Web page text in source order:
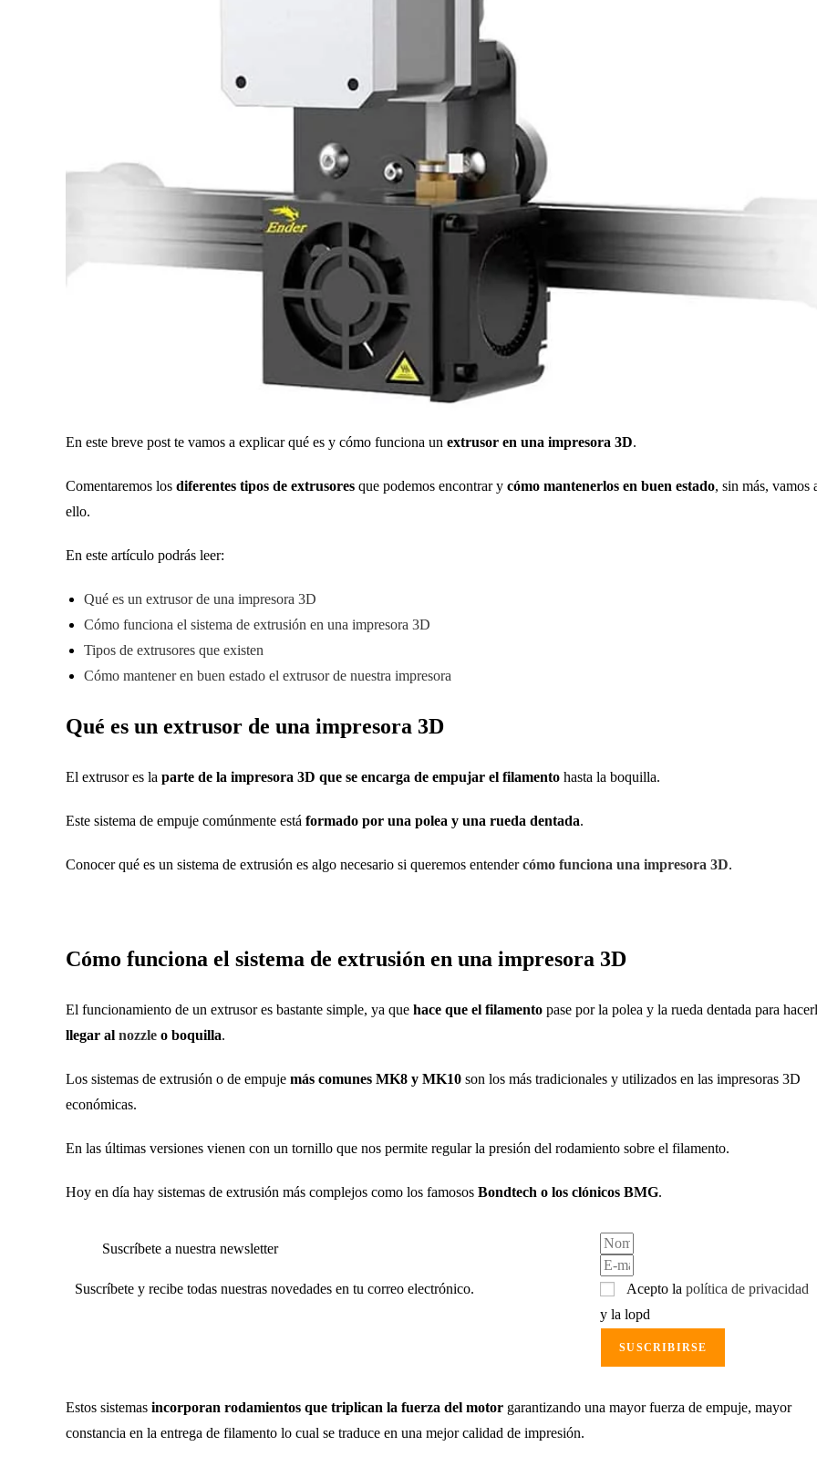
En este breve post te vamos a explicar qué es y cómo funciona un extrusor en una impresora 3D.
Comentaremos los diferentes tipos de extrusores que podemos encontrar y cómo mantenerlos en buen estado, sin más, vamos
ello.
En este artículo podrás leer:
Qué es un extrusor de una impresora 3D
Cómo funciona el sistema de extrusión en una impresora 3D
Tipos de extrusores que existen
Cómo mantener en buen estado el extrusor de nuestra impresora
Qué es un extrusor de una impresora 3D
El extrusor es la parte de la impresora 3D que se encarga de empujar el filamento hasta la boquilla.
Este sistema de empuje comúnmente está formado por una polea y una rueda dentada.
Conocer qué es un sistema de extrusión es algo necesario si queremos entendercómo funciona una impresora 3D.
Cómo funciona el sistema de extrusión en una impresora 3D
El funcionamiento de un extrusor es bastante simple, ya que hace que el filamento pase por la polea y la rueda dentada para
llegar al nozzle o boquilla.
Los sistemas de extrusión o de empuje más comunes MK8 y MK10 son los más tradicionales y utilizados en las impresoras 3D
económicas.
En las últimas versiones vienen con un tornillo que nos permite regular la presión del rodamiento sobre el filamento.
Hoy en día hay sistemas de extrusión más complejos como los famosos Bondtech o los clónicos BMG.
Suscríbete a nuestra newsletter
Suscríbete y recibe todas nuestras novedades en tu correo electrónico. Acepto lapolítica de privacidad
y la lopd
SUSCRIBIRSE
Estos sistemas incorporan rodamientos que triplican la fuerza del motor garantizando una mayor fuerza de empuje, mayor
constancia en la entrega de filamento lo cual se traduce en una mejor calidad de impresión.